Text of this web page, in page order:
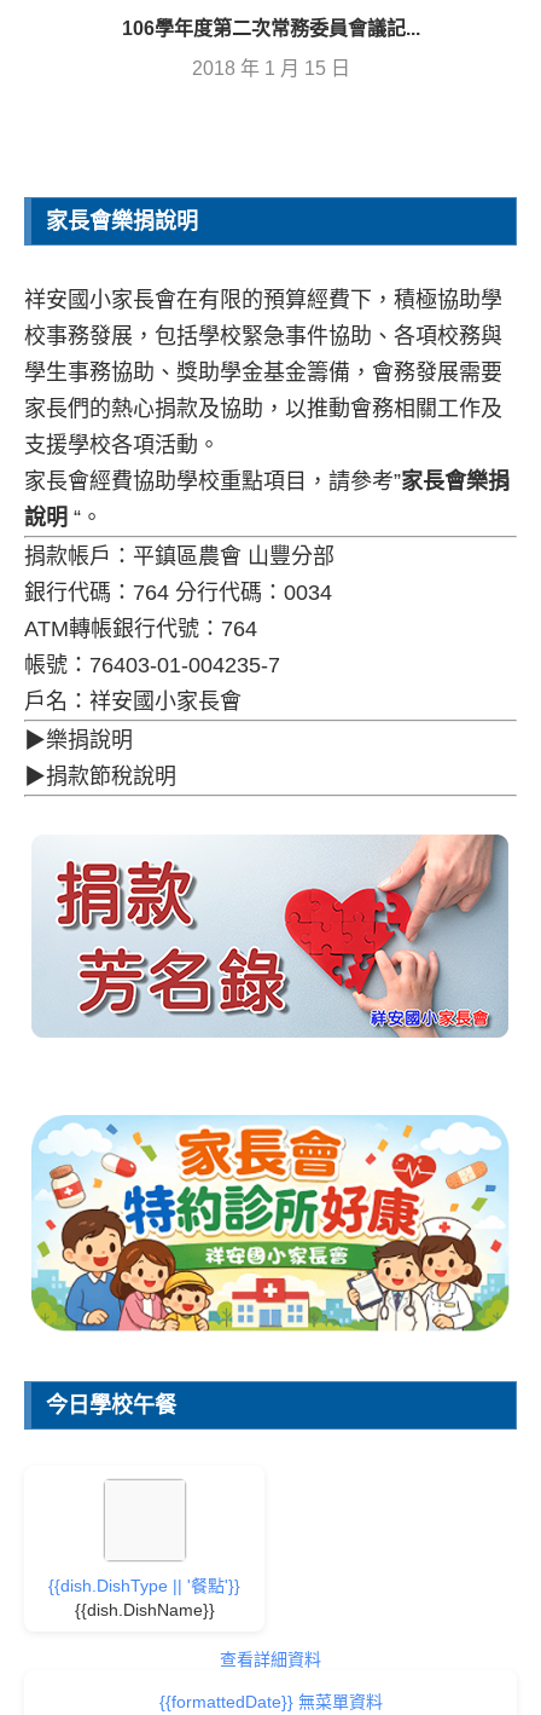
106學年度第二次常務委員會議記...
2018 年 1 月 15 日
家長會樂捐說明
祥安國小家長會在有限的預算經費下，積極協助學
校事務發展，包括學校緊急事件協助、各項校務與
學生事務協助、獎助學金基金籌備，會務發展需要
家長們的熱心捐款及協助，以推動會務相關工作及
支援學校各項活動。
家長會經費協助學校重點項目，請參考”家長會樂捐
說明 “。
捐款帳戶：平鎮區農會 山豐分部
銀行代碼：764 分行代碼：0034
ATM轉帳銀行代號：764
帳號：76403-01-004235-7
戶名：祥安國小家長會
▶樂捐說明
▶捐款節稅說明
今日學校午餐
{{dish.DishType || '餐點'}}
{{dish.DishName}}
查看詳細資料
{{formattedDate}} 無菜單資料